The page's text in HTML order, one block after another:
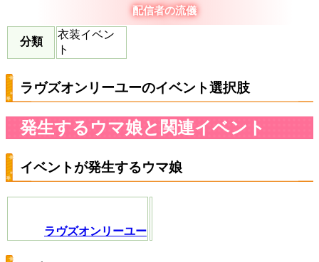
配信者の流儀
分類
衣装イベン
ト
ラヴズオンリーユーのイベント選択肢
発生するウマ娘と関連イベント
イベントが発生するウマ娘
ラヴズオンリーユー